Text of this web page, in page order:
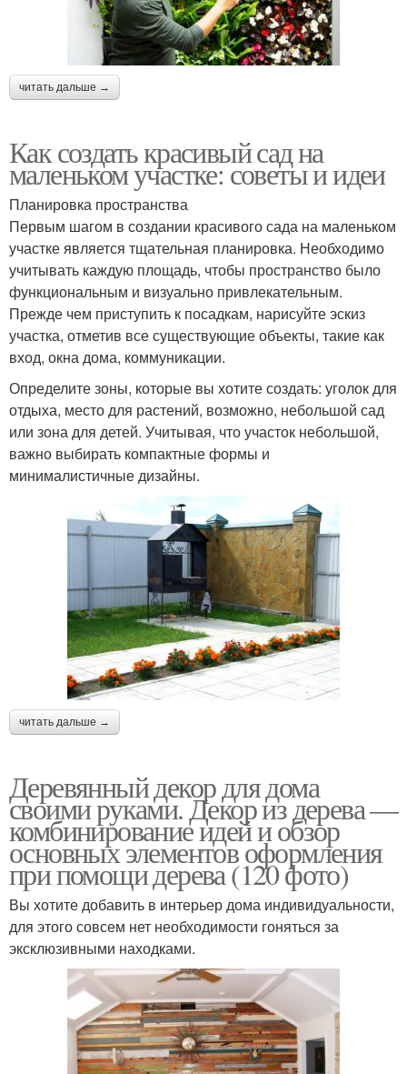
читать дальше →
Как создать красивый сад на
маленьком участке: советы и идеи
Планировка пространства
Первым шагом в создании красивого сада на маленьком
участке является тщательная планировка. Необходимо
учитывать каждую площадь, чтобы пространство было
функциональным и визуально привлекательным.
Прежде чем приступить к посадкам, нарисуйте эскиз
участка, отметив все существующие объекты, такие как
вход, окна дома, коммуникации.
Определите зоны, которые вы хотите создать: уголок для
отдыха, место для растений, возможно, небольшой сад
или зона для детей. Учитывая, что участок небольшой,
важно выбирать компактные формы и
минималистичные дизайны.
читать дальше →
Деревянный декор для дома
своими руками. Декор из дерева —
комбинирование идей и обзор
основных элементов оформления
при помощи дерева (120 фото)
Вы хотите добавить в интерьер дома индивидуальности,
для этого совсем нет необходимости гоняться за
эксклюзивными находками.